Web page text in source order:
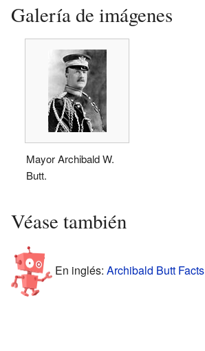
Galería de imágenes
Mayor Archibald W.
Butt.
Véase también
En inglés: Archibald Butt